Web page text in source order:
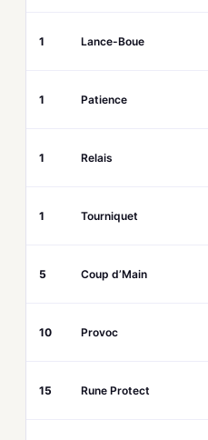
1 Lance-Boue
1 Patience
1 Relais
1 Tourniquet
5 Coup d’Main
10 Provoc
15 Rune Protect